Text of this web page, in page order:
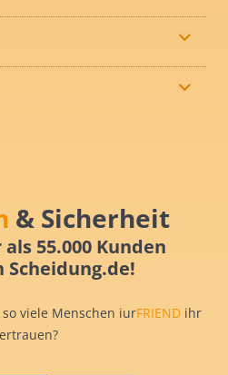
& Sicherheit
55.000 Kunden
viele Menschen iurFRIEND ihr